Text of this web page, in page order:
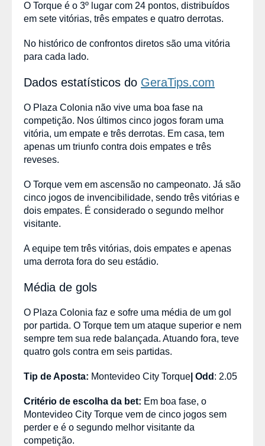
O Torque é o 3º lugar com 24 pontos, distribuídos
em sete vitórias, três empates e quatro derrotas.
No histórico de confrontos diretos são uma vitória
para cada lado.
Dados estatísticos do GeraTips.com
O Plaza Colonia não vive uma boa fase na
competição. Nos últimos cinco jogos foram uma
vitória, um empate e três derrotas. Em casa, tem
apenas um triunfo contra dois empates e três
reveses.
O Torque vem em ascensão no campeonato. Já são
cinco jogos de invencibilidade, sendo três vitórias e
dois empates. É considerado o segundo melhor
visitante.
A equipe tem três vitórias, dois empates e apenas
uma derrota fora do seu estádio.
Média de gols
O Plaza Colonia faz e sofre uma média de um gol
por partida. O Torque tem um ataque superior e nem
sempre tem sua rede balançada. Atuando fora, teve
quatro gols contra em seis partidas.
Tip de Aposta: Montevideo City Torque Odd : 2.05
Critério de escolha da bet: Em boa fase, o
Montevideo City Torque vem de cinco jogos sem
perder e é o segundo melhor visitante da
competição.